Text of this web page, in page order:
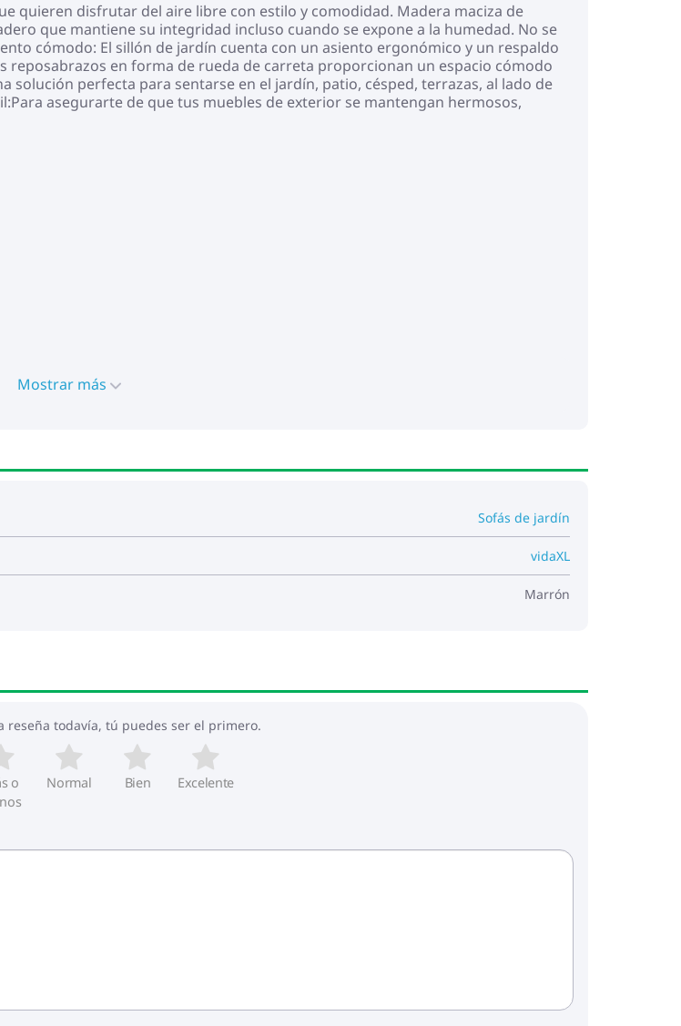
quieren disfrutar del aire libre con estilo y comodidad. Madera maciza de
que mantiene su integridad incluso cuando se expone a la humedad. No se
cómodo: El sillón de jardín cuenta con un asiento ergonómico y un respaldo
reposabrazos en forma de rueda de carreta proporcionan un espacio cómodo
solución perfecta para sentarse en el jardín, patio, césped, terrazas, al lado de
asegurarte de que tus muebles de exterior se mantengan hermosos,
Mostrar más
Sofás de jardín
vidaXL
Marrón
reseña todavía, tú puedes ser el primero.
o
Normal Bien Excelente